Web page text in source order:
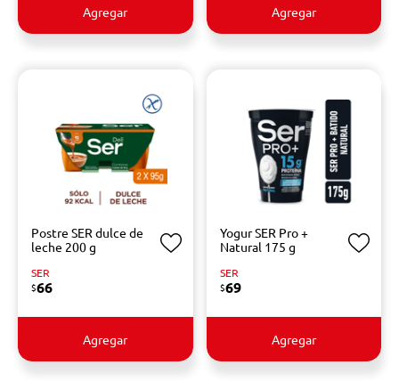
Agregar Agregar
Postre SER dulce de
leche 200 g
SER
$66
Agregar
Yogur SER Pro +
Natural 175 g
SER
$69
Agregar